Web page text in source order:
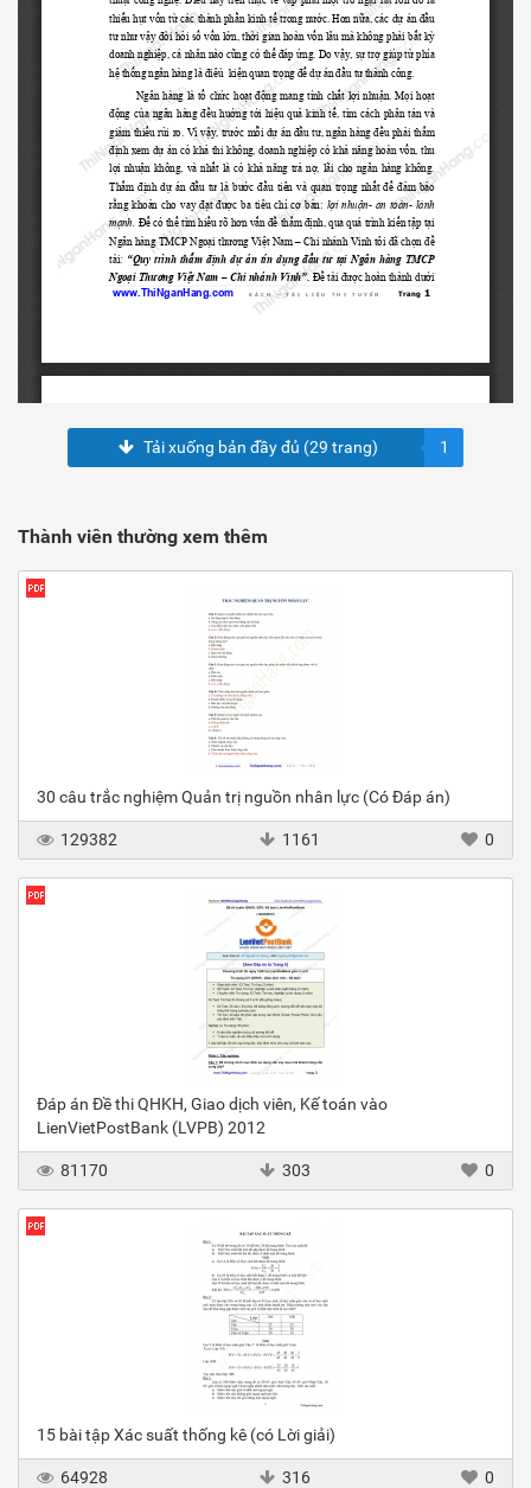
Tải xuống bản đầy đủ (29 trang) 1
Thành viên thường xem thêm
30 câu trắc nghiệm Quản trị nguồn nhân lực (Có Đáp án)
129382 1161 0
Đáp án Đề thi QHKH, Giao dịch viên, Kế toán vào
LienVietPostBank (LVPB) 2012
81170 303 0
15 bài tập Xác suất thống kê (có Lời giải)
64928 316 0